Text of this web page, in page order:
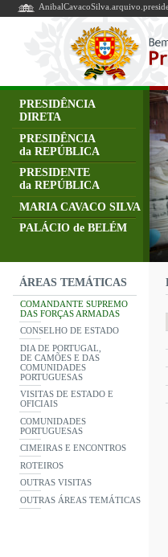
PRESIDÊNCIA
DIRETA
PRESIDÊNCIA
da REPÚBLICA
PRESIDENTE
da REPÚBLICA
MARIA CAVACO SILVA
PALÁCIO de BELÉM
ÁREAS TEMÁTICAS
COMANDANTE SUPREMO
DAS FORÇAS ARMADAS
CONSELHO DE ESTADO
DIA DE PORTUGAL,
DE CAMÕES E DAS
COMUNIDADES
PORTUGUESAS
VISITAS DE ESTADO E
OFICIAIS
COMUNIDADES
PORTUGUESAS
CIMEIRAS E ENCONTROS
ROTEIROS
OUTRAS VISITAS
OUTRAS ÁREAS TEMÁTICAS